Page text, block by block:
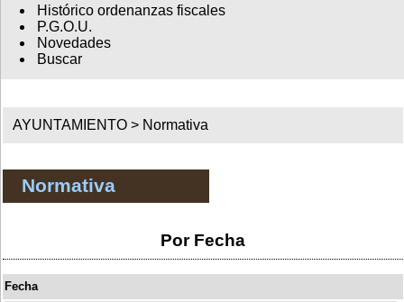
Histórico ordenanzas fiscales
P.G.O.U.
Novedades
Buscar
AYUNTAMIENTO > Normativa
Normativa
Por Fecha
Fecha